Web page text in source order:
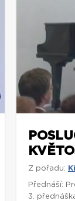
Z pořadu:
Přednáší:
3.